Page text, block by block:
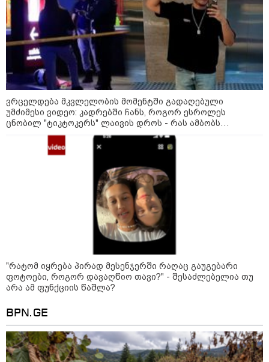
რა სასჯელი ემუქრება ნია
იმნაძეს? - პროკურატურამ მას
ბრალდება წარუდგინა
კატეგორიის ყველა სიახლე
„დიდი რაოდენობით ბაღები
ნადგურდება, მთავარი გამოწვევა
უეცარი ხმობაა - მოსავალი
უკეთესია, 50 000 ტონამდე თხილს
ველოდებით“ - ასოციაცია
„ფასები 2-3 წელში გაორმაგდება“
შემოგარენში, სადაც შესაძლოა,
მიწები გაძვირდეს
ვრცელდება მკვლელობის მომენტში გადაღებული
უმძიმესი ვიდეო: კადრებში ჩანს, როგორ ესროლეს
ცნობილ "ტიკტოკერს" ლაივის დროს - რას ამბობს
მომხდარზე მექსიკის პოლიცია
"რატომ იყრება პირად მესენჯერში რაღაც გაუგებარი
ფოტოები, როგორ დავაღწიო თავი?" - შესაძლებელია თუ
არა ამ ფუნქციის წაშლა?
BPN.GE